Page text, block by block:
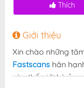
Thích
Giới thiệu
Xin chào những
Fastscans hân
vàn thế giới kỳ ảo